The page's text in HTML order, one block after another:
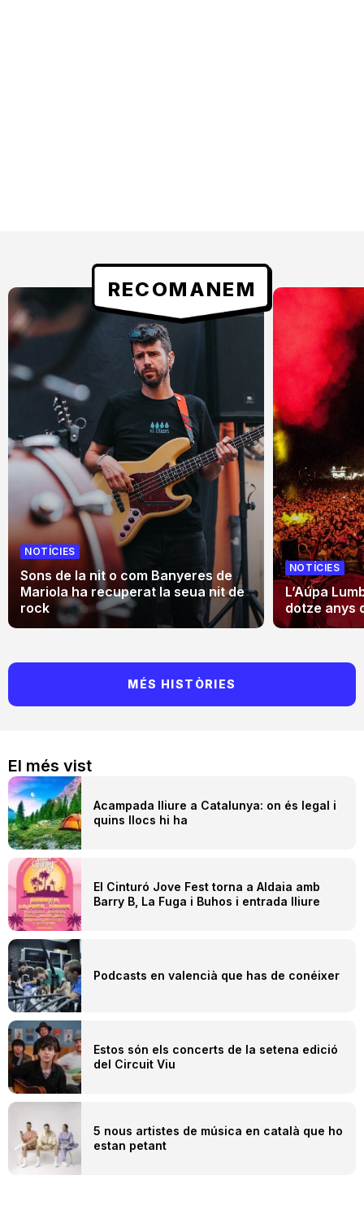
El més vist
Acampada lliure a Catalunya: on és legal i
quins llocs hi ha
El Cinturó Jove Fest torna a Aldaia amb
Barry B, La Fuga i Buhos i entrada lliure
Podcasts en valencià que has de conéixer
Estos són els concerts de la setena edició
del Circuit Viu
5 nous artistes de música en català que ho
estan petant
RECOMANEM
NOTÍCIES
Sons de la nit o com Banyeres de
Mariola ha recuperat la seua nit de
rock
NOTÍCIES
L’Aúpa
dotze anys
MÉS HISTÒRIES